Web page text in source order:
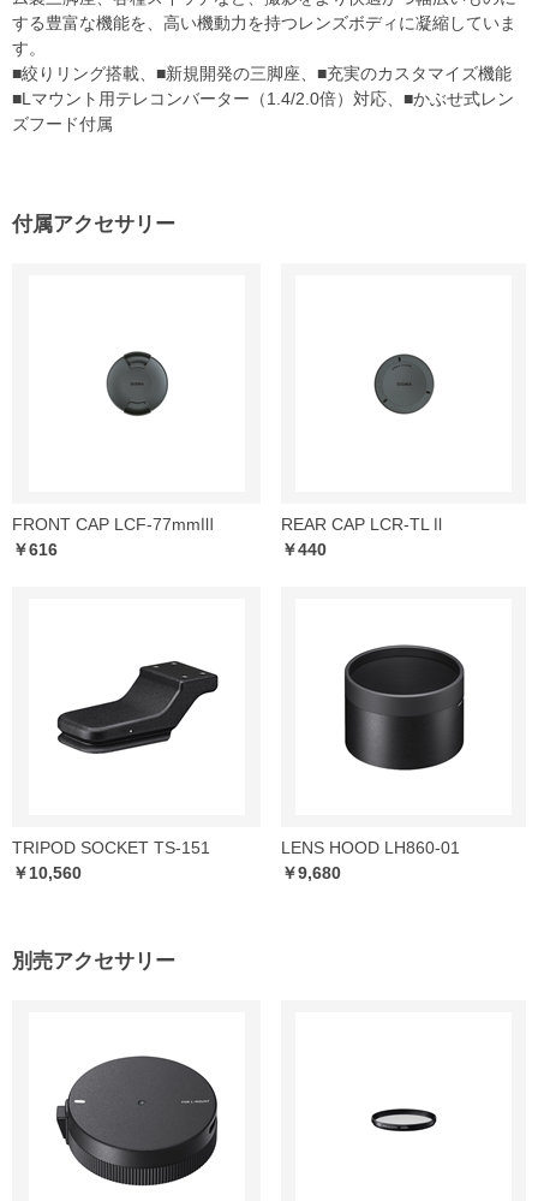
する豊富な機能を、高い機動力を持つレンズボディに凝縮していま
す。
■絞りリング搭載、■新規開発の三脚座、■充実のカスタマイズ機能
■Lマウント用テレコンバーター（1.4/2.0倍）対応、■かぶせ式レン
ズフード付属
付属アクセサリー
FRONT CAP LCF-77mmⅢ
￥616
REAR CAP LCR-TL Ⅱ
￥440
TRIPOD SOCKET TS-151
￥10,560
LENS HOOD LH860-01
￥9,680
別売アクセサリー